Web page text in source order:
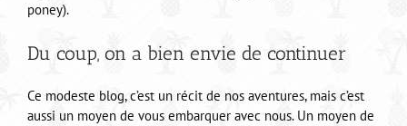
poney).
Du coup, on a bien envie de continuer
Ce modeste blog, c’est un récit de nos aventures, mais c’est
aussi un moyen de vous embarquer avec nous. Un moyen de